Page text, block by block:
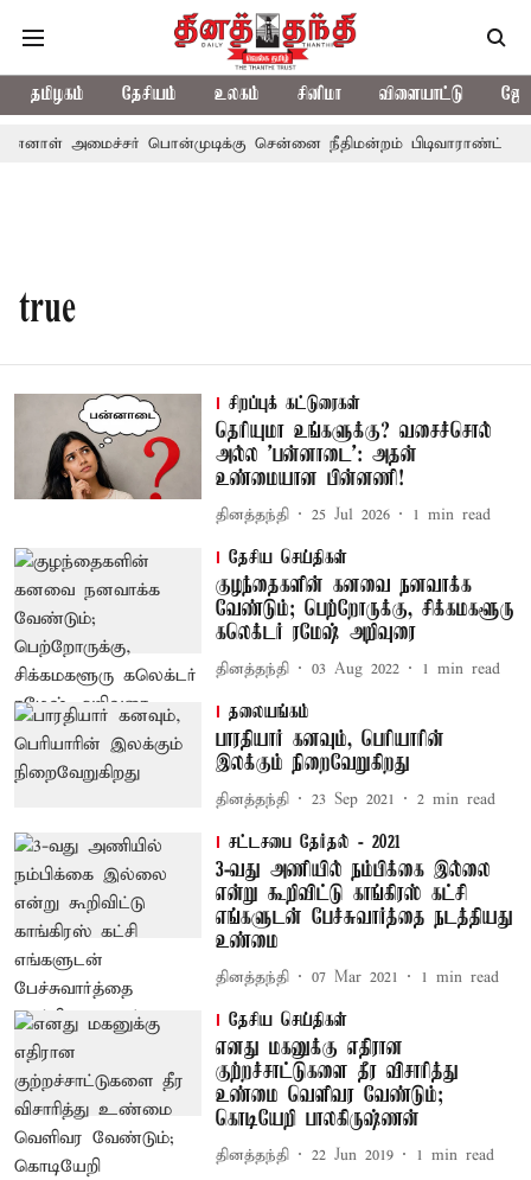
தமிழகம் தேசியம் உலகம் சினிமா விளையாட்டு
அமைச்சர் பொன்முடிக்கு சென்னை நீதிமன்றம் பிடிவாராண்ட்
true
சிறப்புக் கட்டுரைகள்
தெரியுமா உங்களுக்கு? வசைச்சொல்
அல்ல 'பன்னாடை': அதன்
உண்மையான பின்னணி!
தினத்தந்தி 25 Jul 2026 1 min read
தேசிய செய்திகள்
குழந்தைகளின் கனவை நனவாக்க
வேண்டும்; பெற்றோருக்கு, சிக்கமகளூரு
கலெக்டர் ரமேஷ் அறிவுரை
தினத்தந்தி 03 Aug 2022 1 min read
தலையங்கம்
பாரதியார் கனவும், பெரியாரின்
இலக்கும் நிறைவேறுகிறது
தினத்தந்தி 23 Sep 2021 2 min read
சட்டசபை தேர்தல் - 2021
3-வது அணியில் நம்பிக்கை இல்லை
என்று கூறிவிட்டு காங்கிரஸ் கட்சி
எங்களுடன் பேச்சுவார்த்தை நடத்தியது
உண்மை
தினத்தந்தி 07 Mar 2021 1 min read
தேசிய செய்திகள்
எனது மகனுக்கு எதிரான
குற்றச்சாட்டுகளை தீர விசாரித்து
உண்மை வெளிவர வேண்டும்;
கொடியேறி பாலகிருஷ்ணன்
தினத்தந்தி 22 Jun 2019 1 min read